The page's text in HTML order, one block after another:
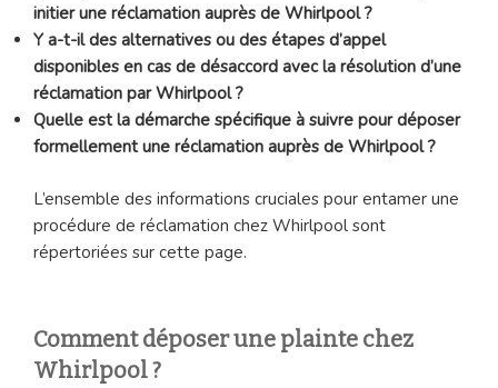
initier une réclamation auprès de Whirlpool ?
Y a-t-il des alternatives ou des étapes d’appel
disponibles en cas de désaccord avec la résolution d’une
réclamation par Whirlpool ?
Quelle est la démarche spécifique à suivre pour déposer
formellement une réclamation auprès de Whirlpool ?
L’ensemble des informations cruciales pour entamer une
procédure de réclamation chez Whirlpool sont
répertoriées sur cette page.
Comment déposer une plainte chez
Whirlpool ?